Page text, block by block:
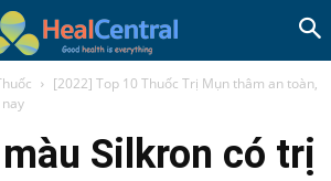
[2022] Top 10 Thuốc Trị Mụn thâm an toàn,
Silkron có trị